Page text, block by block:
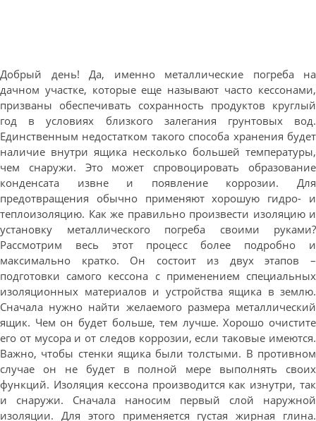
Добрый день! Да, именно металлические погреба на
дачном участке, которые еще называют часто кессонами,
призваны обеспечивать сохранность продуктов круглый
год в условиях близкого залегания грунтовых вод.
Единственным недостатком такого способа хранения будет
наличие внутри ящика несколько большей температуры,
чем снаружи. Это может спровоцировать образование
конденсата извне и появление коррозии. Для
предотвращения обычно применяют хорошую гидро- и
теплоизоляцию. Как же правильно произвести изоляцию и
установку металлического погреба своими руками?
Рассмотрим весь этот процесс более подробно и
максимально кратко. Он состоит из двух этапов –
подготовки самого кессона с применением специальных
изоляционных материалов и устройства ящика в землю.
Сначала нужно найти желаемого размера металлический
ящик. Чем он будет больше, тем лучше. Хорошо очистите
его от мусора и от следов коррозии, если таковые имеются.
Важно, чтобы стенки ящика были толстыми. В противном
случае он не будет в полной мере выполнять своих
функций. Изоляция кессона производится как изнутри, так
и снаружи. Сначала наносим первый слой наружной
изоляции. Для этого применяется густая жирная глина.